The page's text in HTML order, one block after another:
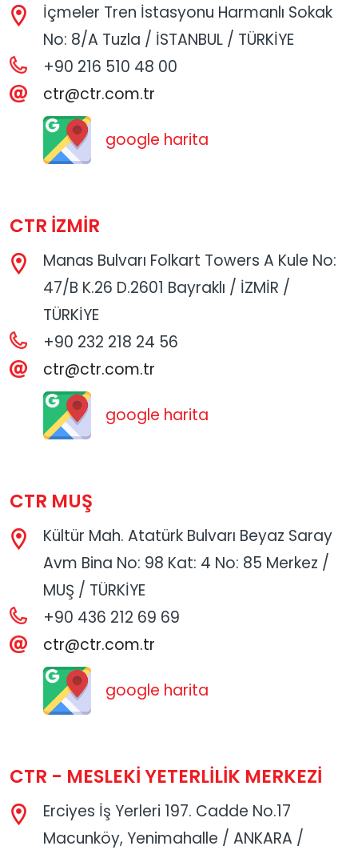
İçmeler Tren İstasyonu Harmanlı Sokak
No: 8/A Tuzla / İSTANBUL / TÜRKİYE
+90 216 510 48 00
ctr@ctr.com.tr
google harita
CTR İZMİR
Manas Bulvarı Folkart Towers A Kule No:
47/B K.26 D.2601 Bayraklı / İZMİR /
TÜRKİYE
+90 232 218 24 56
ctr@ctr.com.tr
google harita
CTR MUŞ
Kültür Mah. Atatürk Bulvarı Beyaz Saray
Avm Bina No: 98 Kat: 4 No: 85 Merkez /
MUŞ / TÜRKİYE
+90 436 212 69 69
ctr@ctr.com.tr
google harita
CTR - MESLEKİ YETERLİLİK MERKEZİ
Erciyes İş Yerleri 197. Cadde No.17
Macunköy, Yenimahalle / ANKARA /